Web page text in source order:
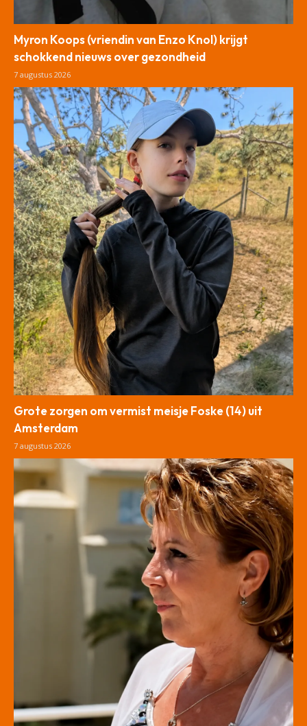
Myron Koops (vriendin van Enzo Knol) krijgt
schokkend nieuws over gezondheid
7 augustus 2026
Grote zorgen om vermist meisje Foske (14) uit
Amsterdam
7 augustus 2026